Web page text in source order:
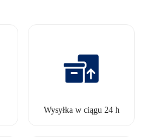
Wysyłka w ciągu 24 h